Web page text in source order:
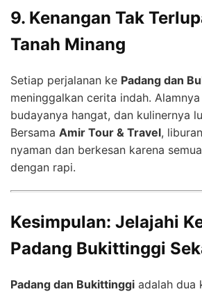
9. Kenangan Tak
Tanah Minang
Setiap perjalanan ke Padang dan
meninggalkan cerita indah.
budayanya hangat, dan kulinernya
Bersama Amir Tour & Travel,
nyaman dan berkesan karena
dengan rapi.
Kesimpulan: Jelajahi
Padang Bukittinggi
Padang dan Bukittinggi adalah dua